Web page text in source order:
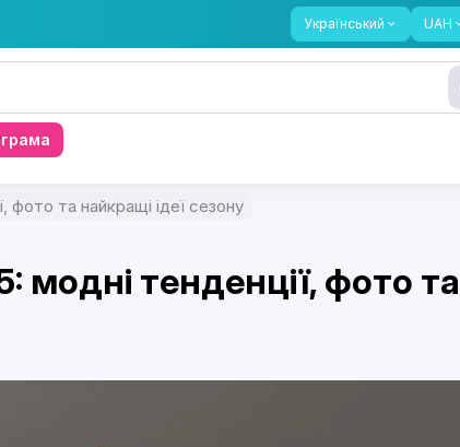
Український UAH
фото та найкращі ідеї сезону
модні тенденції, фото та